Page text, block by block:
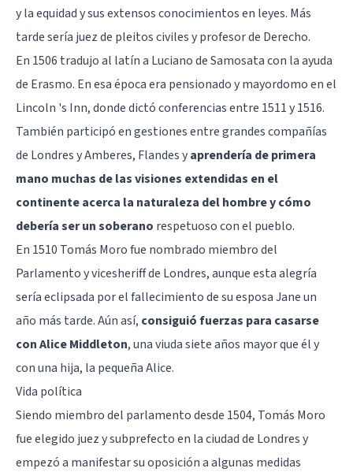
y la equidad y sus extensos conocimientos en leyes. Más
tarde sería juez de pleitos civiles y profesor de Derecho.
En 1506 tradujo al latín a Luciano de Samosata con la ayuda
de Erasmo. En esa época era pensionado y mayordomo en el
Lincoln 's Inn, donde dictó conferencias entre 1511 y 1516.
También participó en gestiones entre grandes compañías
de Londres y Amberes, Flandes yaprendería de primera
mano muchas de las visiones extendidas en el
continente acerca la naturaleza del hombre y cómo
debería ser un soberano respetuoso con el pueblo.
En 1510 Tomás Moro fue nombrado miembro del
Parlamento y vicesheriff de Londres, aunque esta alegría
sería eclipsada por el fallecimiento de su esposa Jane un
año más tarde. Aún así, consiguió fuerzas para casarse
con Alice Middleton, una viuda siete años mayor que él y
con una hija, la pequeña Alice.
Vida política
Siendo miembro del parlamento desde 1504, Tomás Moro
fue elegido juez y subprefecto en la ciudad de Londres y
empezó a manifestar su oposición a algunas medidas